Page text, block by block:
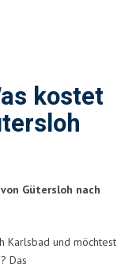
kostet
Gütersloh nach
Karlsbad und möchtest
Das